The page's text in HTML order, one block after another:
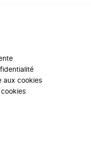
aux cookies